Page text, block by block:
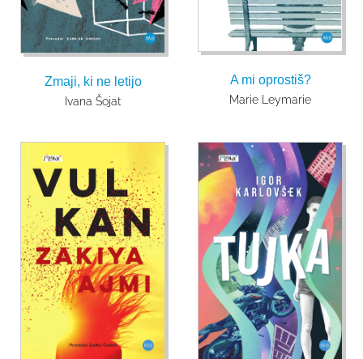
Zmaji, ki ne letijo
Ivana Šojat
A mi oprostiš?
Marie Leymarie